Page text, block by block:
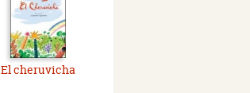
El cheruvicha